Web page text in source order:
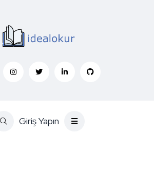
Giriş Yapın